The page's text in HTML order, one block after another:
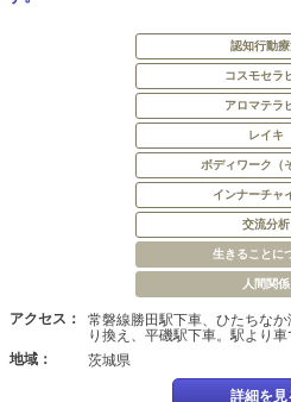
認知行動
コスモセラ
アロマテラ
レイキ
ボディワーク（
インナーチャ
交流分析
生きることに
人間関係
アクセス：
常磐線勝田駅下車、ひたちな
り換え、平磯駅下車。駅より車
地域：
茨城県
詳細を見